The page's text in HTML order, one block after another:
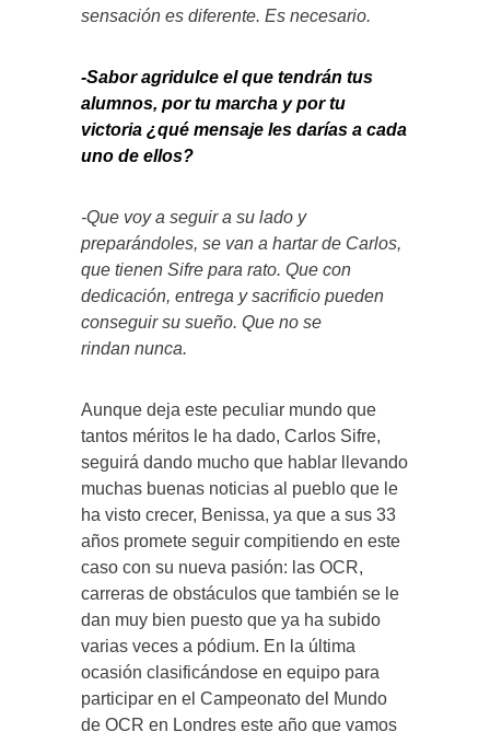
sensación es diferente. Es necesario.
-Sabor agridulce el que tendrán tus
alumnos, por tu marcha y por tu
victoria ¿qué mensaje les darías a cada
uno de ellos?
-Que voy a seguir a su lado y
preparándoles, se van a hartar de Carlos,
que tienen Sifre para rato. Que con
dedicación, entrega y sacrificio pueden
conseguir su sueño. Que no se
rindan nunca.
Aunque deja este peculiar mundo que
tantos méritos le ha dado, Carlos Sifre,
seguirá dando mucho que hablar llevando
muchas buenas noticias al pueblo que le
ha visto crecer, Benissa, ya que a sus 33
años promete seguir compitiendo en este
caso con su nueva pasión: las OCR,
carreras de obstáculos que también se le
dan muy bien puesto que ya ha subido
varias veces a pódium. En la última
ocasión clasificándose en equipo para
participar en el Campeonato del Mundo
de OCR en Londres este año que vamos